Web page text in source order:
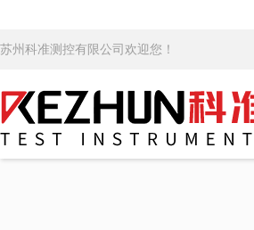
苏州科准测控有限公司欢迎您！